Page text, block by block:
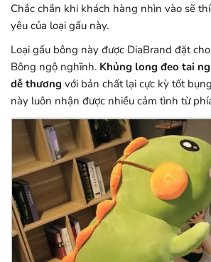
Chắc chắn khi khách hàng nhìn vào sẽ
yêu của loại gấu này.
Loại gấu bông này được DiaBrand đặt
Bông ngộ nghĩnh. Khủng long đeo tai
dễ thương với bản chất lại cực kỳ tốt
này luôn nhận được nhiều cảm tình từ